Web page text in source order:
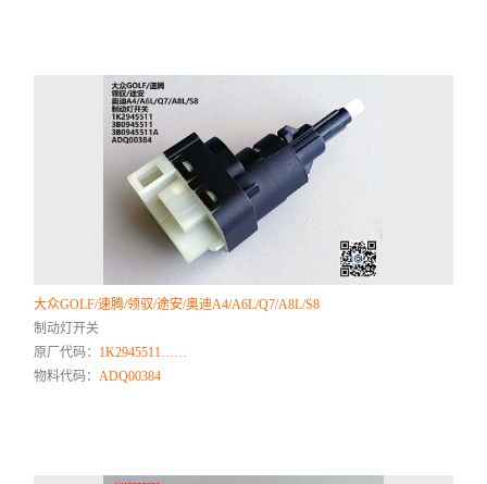
大众GOLF/速腾/领驭/途安/奥迪A4/A6L/Q7/A8L/S8
制动灯开关
原厂代码： 1K2945511……
物料代码：ADQ00384